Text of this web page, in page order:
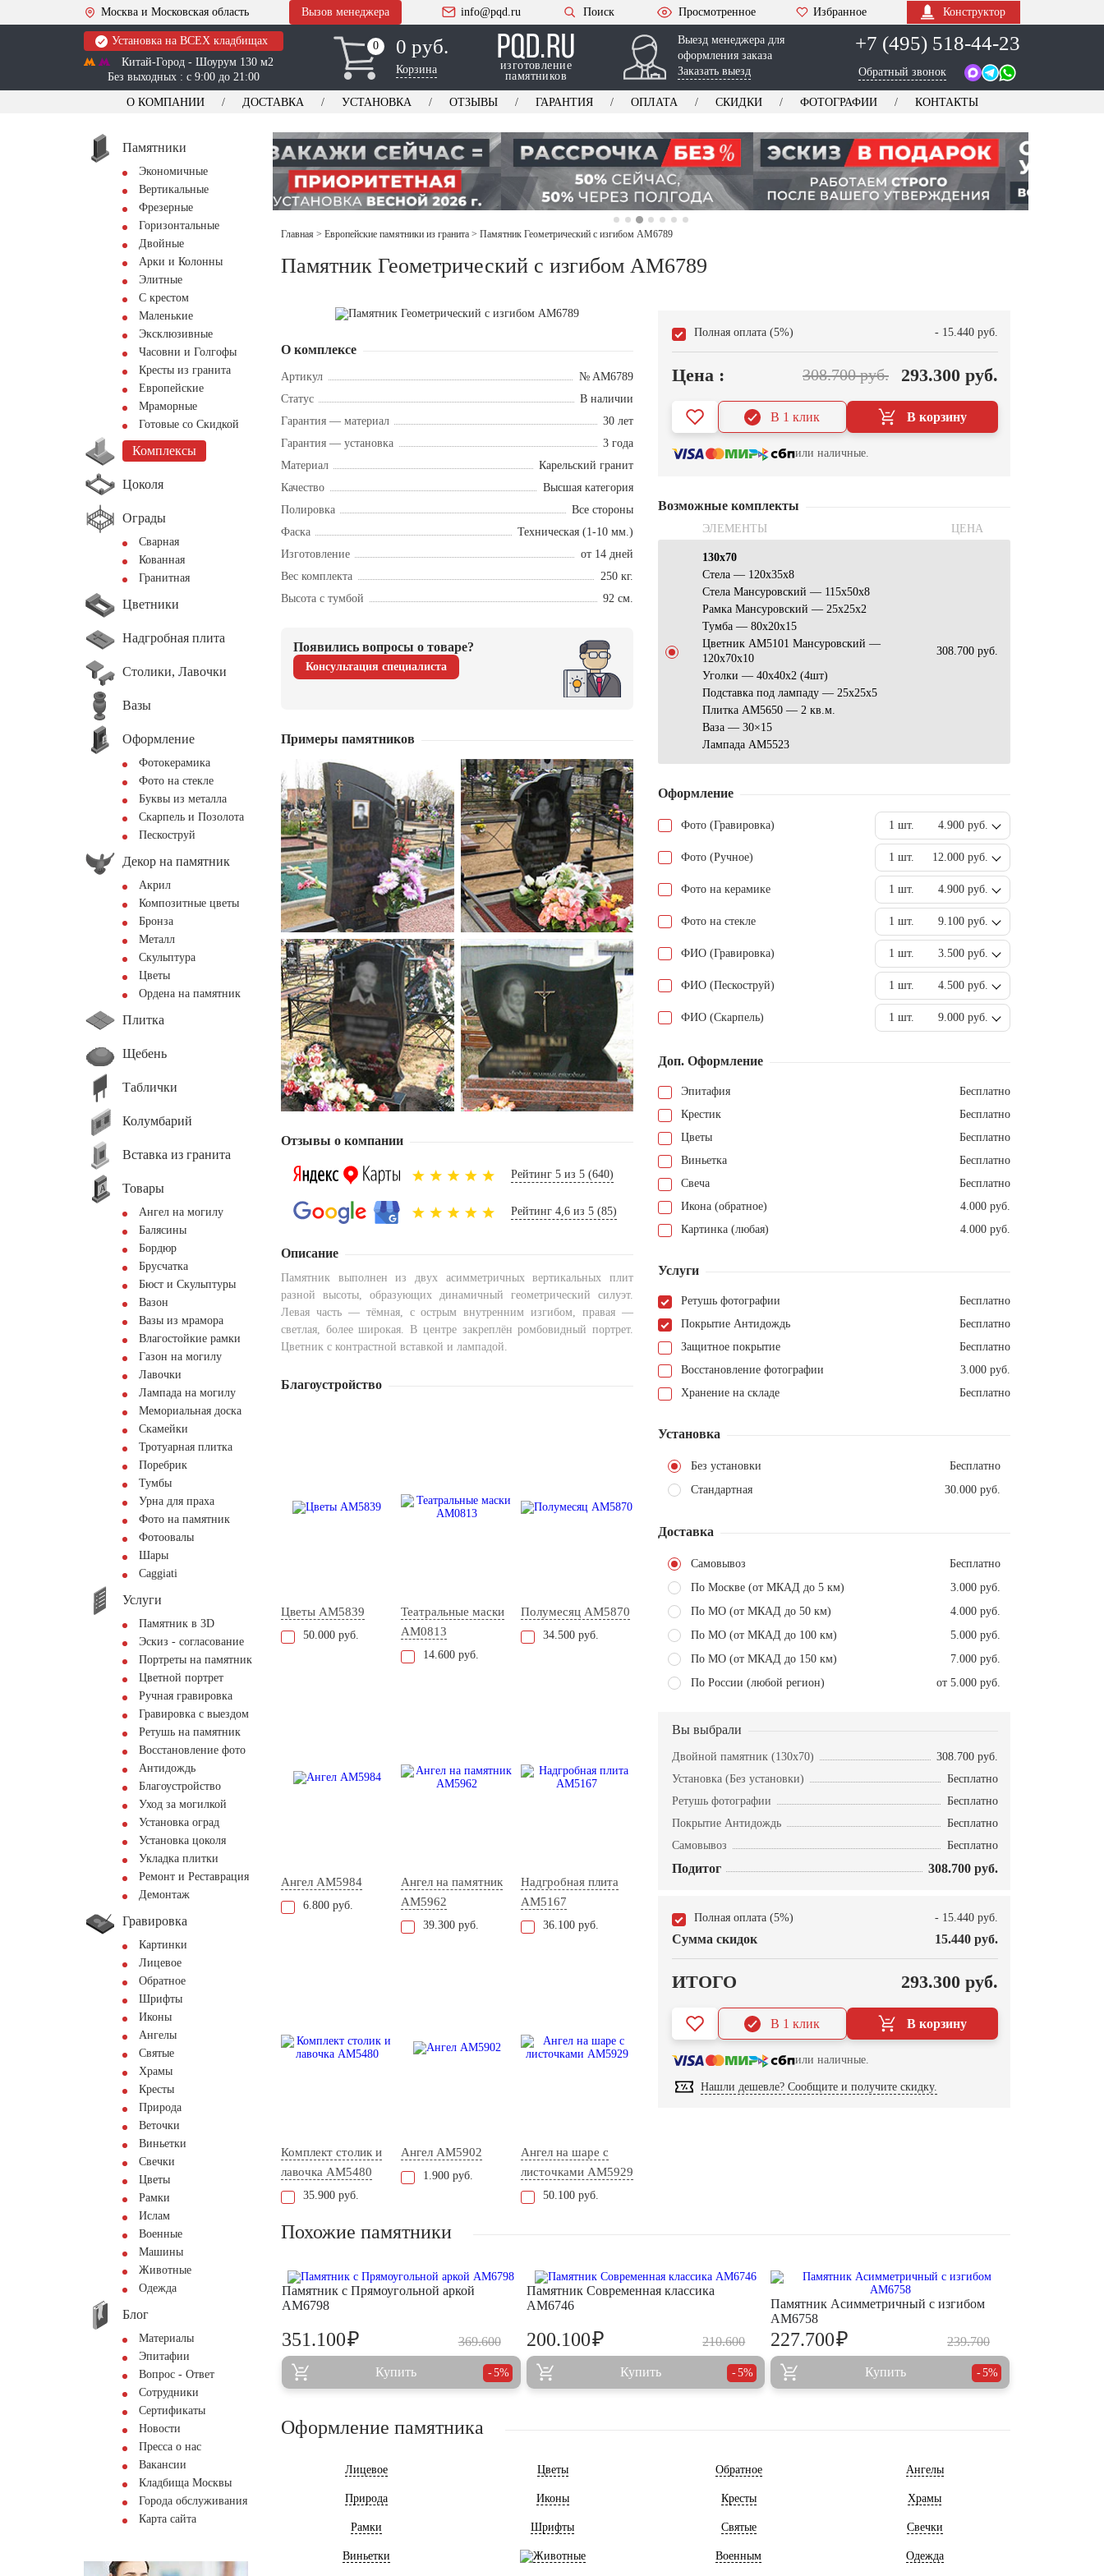
Москва и Московская область Вызов менеджера info@pqd.ru Поиск Просмотренное Избранное Конструктор
Установка на ВСЕХ кладбищах
Китай-Город - Шоурум 130 м2
Без выходных : с 9:00 до 21:00
0
0 0 руб.
Корзина
изготовление
памятников
Выезд менеджера для
оформления заказа
Заказать выезд
+7 (495) 518-44-23
Обратный звонок
О КОМПАНИИ ДОСТАВКА УСТАНОВКА ОТЗЫВЫ ГАРАНТИЯ ОПЛАТА СКИДКИ ФОТОГРАФИИ КОНТАКТЫ
Памятники
Экономичные
Вертикальные
Фрезерные
Горизонтальные
Двойные
Арки и Колонны
Элитные
С крестом
Маленькие
Эксклюзивные
Часовни и Голгофы
Кресты из гранита
Европейские
Мраморные
Готовые со Скидкой
Комплексы
Цоколя
Ограды
Сварная
Кованная
Гранитная
Цветники
Надгробная плита
Столики, Лавочки
Вазы
Оформление
Фотокерамика
Фото на стекле
Буквы из металла
Скарпель и Позолота
Пескоструй
Декор на памятник
Акрил
Композитные цветы
Бронза
Металл
Скульптура
Цветы
Ордена на памятник
Плитка
Щебень
Таблички
Колумбарий
Вставка из гранита
Товары
Ангел на могилу
Балясины
Бордюр
Брусчатка
Бюст и Скульптуры
Вазон
Вазы из мрамора
Влагостойкие рамки
Газон на могилу
Лавочки
Лампада на могилу
Мемориальная доска
Скамейки
Тротуарная плитка
Поребрик
Тумбы
Урна для праха
Фото на памятник
Фотоовалы
Шары
Сaggiati
Услуги
Памятник в 3D
Эскиз - согласование
Портреты на памятник
Цветной портрет
Ручная гравировка
Гравировка с выездом
Ретушь на памятник
Восстановление фото
Антидождь
Благоустройство
Уход за могилкой
Установка оград
Установка цоколя
Укладка плитки
Ремонт и Реставрация
Демонтаж
Гравировка
Картинки
Лицевое
Обратное
Шрифты
Иконы
Ангелы
Святые
Храмы
Кресты
Природа
Веточки
Виньетки
Свечки
Цветы
Рамки
Ислам
Военные
Машины
Животные
Одежда
Блог
Материалы
Эпитафии
Вопрос - Ответ
Сотрудники
Сертификаты
Новости
Пресса о нас
Вакансии
Кладбища Москвы
Города обслуживания
Карта сайта
Главная > Европейские памятники из гранита > Памятник Геометрический с изгибом AM6789
Памятник Геометрический с изгибом AM6789
О комплексе
Артикул
№ AM6789
Статус
В наличии
Гарантия — материал
30 лет
Гарантия — установка
3 года
Материал
Карельский гранит
Качество
Высшая категория
Полировка
Все стороны
Фаска
Техническая (1-10 мм.)
Изготовление
от 14 дней
Вес комплекта
250 кг.
Высота с тумбой
92 см.
Появились вопросы о товаре?
Консультация специалиста
Примеры памятников
Отзывы о компании
Рейтинг 5 из 5 (640)
Рейтинг 4,6 из 5 (85)
Описание
Памятник выполнен из двух асимметричных вертикальных плит
разной высоты, образующих динамичный геометрический силуэт.
Левая часть — тёмная, с острым внутренним изгибом, правая —
светлая, более широкая. В центре закреплён ромбовидный портрет.
Цветник с контрастной вставкой и лампадой.
Благоустройство
Цветы AM5839
50.000 руб.
Театральные маски
AM0813
14.600 руб.
Полумесяц AM5870
34.500 руб.
Ангел AM5984
6.800 руб.
Ангел на памятник
AM5962
39.300 руб.
Надгробная плита
AM5167
36.100 руб.
Комплект столик и
лавочка AM5480
35.900 руб.
Ангел AM5902
1.900 руб.
Ангел на шаре с
листочками AM5929
50.100 руб.
Полная оплата (5%) - 15.440 руб.
Цена : 308.700 руб. 293.300 руб.
В корзину
В 1 клик
или наличные.
Возможные комплекты
ЭЛЕМЕНТЫ ЦЕНА
130х70
Стела — 120x35x8
Стела Мансуровский — 115x50x8
Рамка Мансуровский — 25х25х2
Тумба — 80x20x15
Цветник АМ5101 Мансуровский —
120x70x10
Уголки — 40x40x2 (4шт)
Подставка под лампаду — 25x25x5
Плитка АМ5650 — 2 кв.м.
Ваза — 30×15
Лампада AM5523
308.700 руб.
Оформление
Фото (Гравировка) 1 шт. 4.900 руб.
Фото (Ручное) 1 шт. 12.000 руб.
Фото на керамике 1 шт. 4.900 руб.
Фото на стекле 1 шт. 9.100 руб.
ФИО (Гравировка) 1 шт. 3.500 руб.
ФИО (Пескоструй) 1 шт. 4.500 руб.
ФИО (Скарпель) 1 шт. 9.000 руб.
Доп. Оформление
Эпитафия
Бесплатно
Крестик
Бесплатно
Цветы
Бесплатно
Виньетка
Бесплатно
Свеча
Бесплатно
Икона (обратное)
4.000 руб.
Картинка (любая)
4.000 руб.
Услуги
Ретушь фотографии
Бесплатно
Покрытие Антидождь
Бесплатно
Защитное покрытие
Бесплатно
Восстановление фотографии
3.000 руб.
Хранение на складе
Бесплатно
Установка
Без установки
Бесплатно
Стандартная
30.000 руб.
Доставка
Самовывоз
Бесплатно
По Москве (от МКАД до 5 км)
3.000 руб.
По МО (от МКАД до 50 км)
4.000 руб.
По МО (от МКАД до 100 км)
5.000 руб.
По МО (от МКАД до 150 км)
7.000 руб.
По России (любой регион)
от 5.000 руб.
Вы выбрали
Двойной памятник (130х70)
308.700 руб.
Установка (Без установки)
Бесплатно
Ретушь фотографии
Бесплатно
Покрытие Антидождь
Бесплатно
Самовывоз
Бесплатно
Подитог 308.700 руб.
Полная оплата (5%) - 15.440 руб.
Сумма скидок 15.440 руб.
ИТОГО 293.300 руб.
В корзину
В 1 клик
или наличные.
Нашли дешевле? Сообщите и получите скидку.
Похожие памятники
Памятник с Прямоугольной аркой
AM6798
369.600
351.100₽
Купить 5%
Памятник Современная классика
AM6746
210.600
200.100₽
Купить 5%
Памятник Асимметричный с изгибом
AM6758
239.700
227.700₽
Купить 5%
Оформление памятника
Лицевое Цветы Обратное Ангелы
Природа Иконы Кресты Храмы
Рамки Шрифты Святые Свечки
Виньетки Животные Военным Одежда